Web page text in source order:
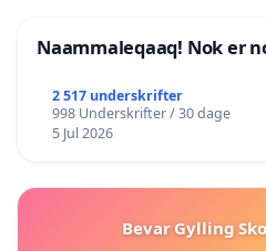
Naammaleqaaq! Nok er
2 517 underskrifter
998 Underskrifter / 30 dage
5 Jul 2026
Bevar Gylling